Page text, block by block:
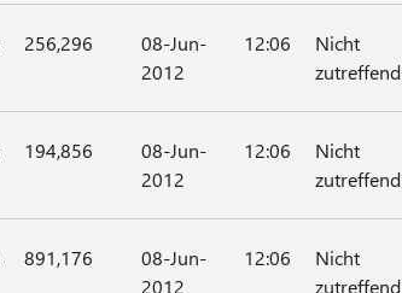
256,296
08-Jun-
2012
12:06
Nicht
zutreffend
194,856
08-Jun-
2012
12:06
Nicht
zutreffend
891,176
08-Jun-
2012
12:06
Nicht
zutreffend